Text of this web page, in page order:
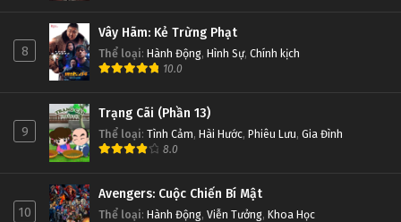
8
Vây Hãm: Kẻ Trừng Phạt
Thể loại: Hành Động, Hình Sự, Chính kịch
10.0
9
Trạng Cãi (Phần 13)
Thể loại: Tình Cảm, Hài Hước, Phiêu Lưu, Gia Đình
8.0
10
Avengers: Cuộc Chiến Bí Mật
Thể loại: Hành Động, Viễn Tưởng, Khoa Học